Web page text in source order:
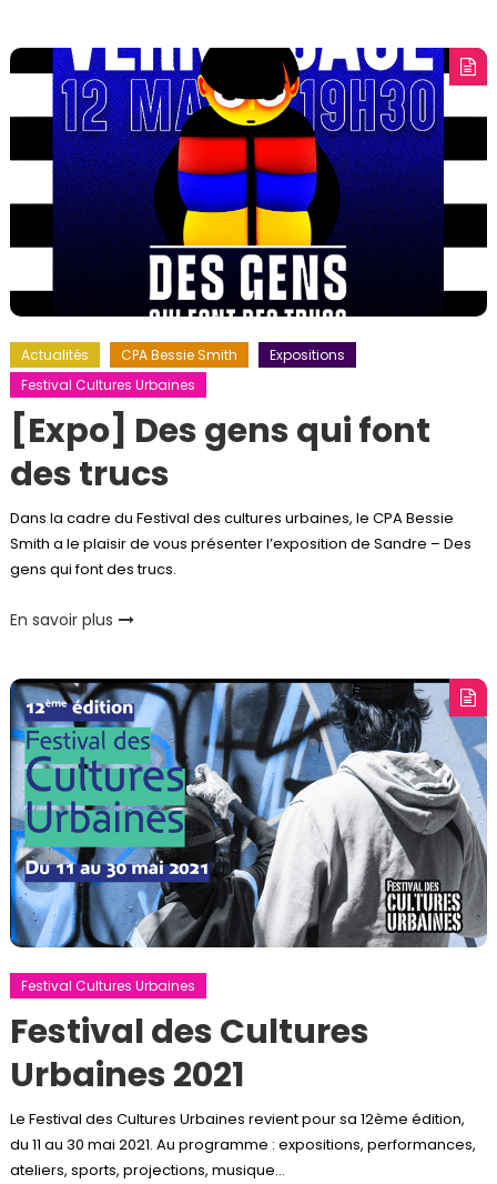
Actualités CPA Bessie Smith
Expositions
Festival Cultures Urbaines
[Expo] Des gens qui font
des trucs
Dans la cadre du Festival des cultures urbaines, le CPA Bessie
Smith a le plaisir de vous présenter l’exposition de Sandre – Des
gens qui font des trucs.
En savoir plus
Festival Cultures Urbaines
Festival des Cultures
Urbaines 2021
Le Festival des Cultures Urbaines revient pour sa 12ème édition,
du 11 au 30 mai 2021. Au programme : expositions, performances,
ateliers, sports, projections, musique…